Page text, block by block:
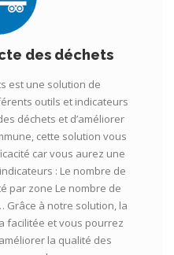
des déchets
est une solution de
outils et indicateurs
déchets et d’améliorer
cette solution vous
car vous aurez une
: Le nombre de
par zone Le nombre de
Grâce à notre solution, la
facilitée et vous pourrez
la qualité des